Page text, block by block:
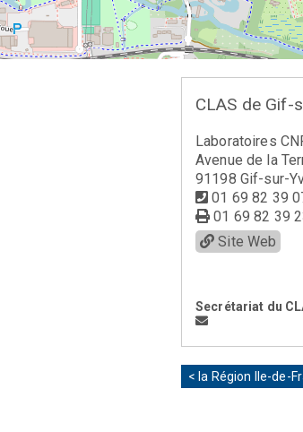
CLAS de Gif-
Laboratoires
Avenue de la
91198 Gif-sur-
01 69 82 39
01 69 82 39
Site Web
Secrétariat du
< la Région Ile-de-